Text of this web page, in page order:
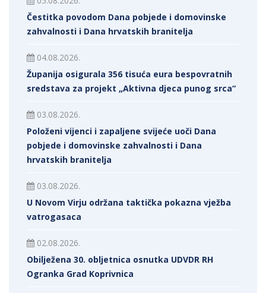
Čestitka povodom Dana pobjede i domovinske
zahvalnosti i Dana hrvatskih branitelja
04.08.2026.
Županija osigurala 356 tisuća eura bespovratnih
sredstava za projekt „Aktivna djeca punog srca“
03.08.2026.
Položeni vijenci i zapaljene svijeće uoči Dana
pobjede i domovinske zahvalnosti i Dana
hrvatskih branitelja
03.08.2026.
U Novom Virju održana taktička pokazna vježba
vatrogasaca
02.08.2026.
Obilježena 30. obljetnica osnutka UDVDR RH
Ogranka Grad Koprivnica